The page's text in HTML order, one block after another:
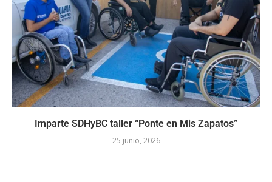
Imparte SDHyBC taller “Ponte en Mis Zapatos”
25 junio, 2026